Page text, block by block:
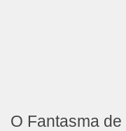
O Fantasma